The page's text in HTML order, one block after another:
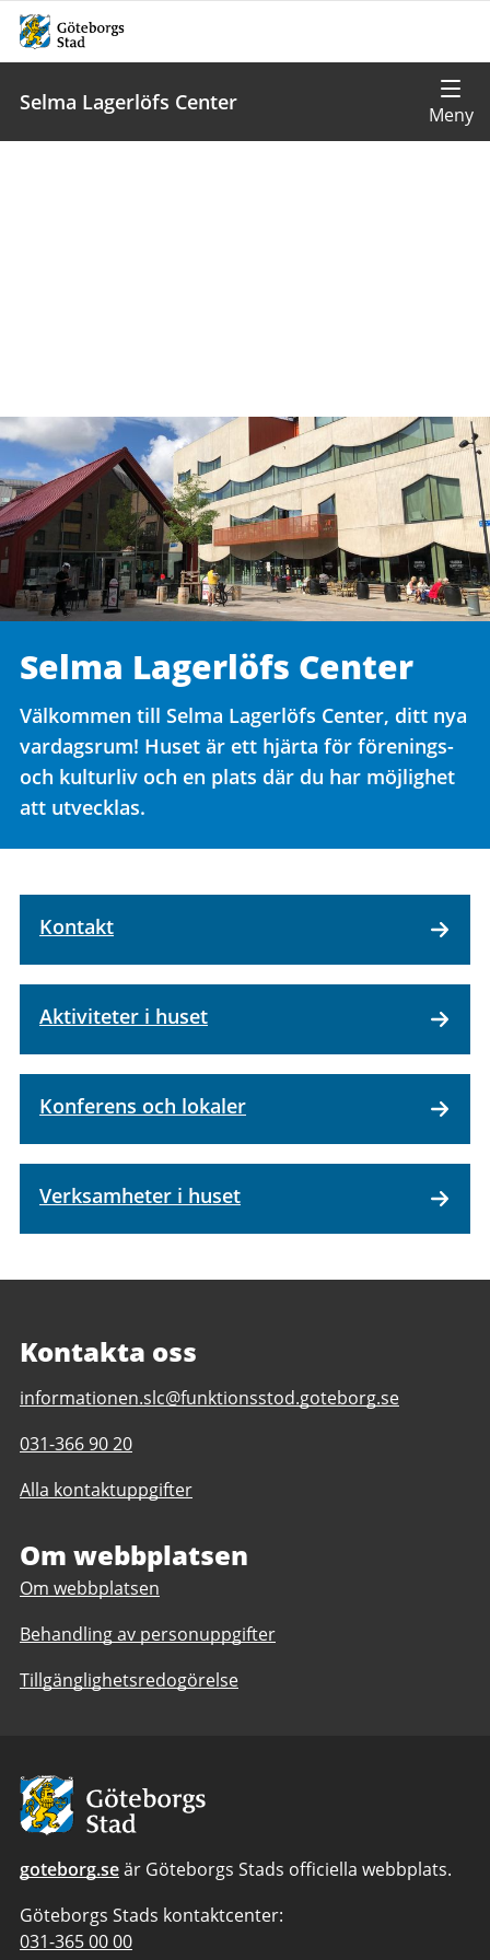
Selma Lagerlöfs Center
Selma Lagerlöfs Center
Välkommen till Selma Lagerlöfs Center, ditt nya
vardagsrum! Huset är ett hjärta för förenings-
och kulturliv och en plats där du har möjlighet
att utvecklas.
Kontakt
Aktiviteter i huset
Konferens och lokaler
Verksamheter i huset
Kontakta oss
E-
till
Selma
Lagerlöfs
informationen.slc@funktionsstod.goteborg.se
Telefonnummer
Selma
Center
031-366 90 20
Alla kontaktuppgifter
Om webbplatsen
Om webbplatsen
Behandling av personuppgifter
Tillgänglighetsredogörelse
Avsändare:
Göteborgs
Stad
goteborg.seär Göteborgs Stads officiella webbplats.
Göteborgs Stads kontaktcenter:
Telefonnummer
031-365 00 00